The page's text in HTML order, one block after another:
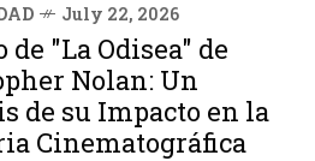
July 22, 2026
de "La Odisea" de
Nolan: Un
de su Impacto en la
Cinematográfica